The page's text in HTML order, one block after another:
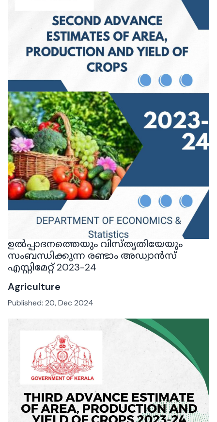
ഉൽപ്പാദനത്തെയും വിസ്തൃതിയേയും
സംബന്ധിക്കുന്ന രണ്ടാം അഡ്വാൻസ്
എസ്റ്റിമേറ്റ് 2023-24
Agriculture
Published: 20, Dec 2024